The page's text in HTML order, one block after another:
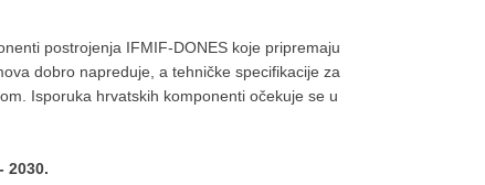
postrojenja IFMIF-DONES koje pripremaju
dobro napreduje, a tehničke specifikacije za
Isporuka hrvatskih komponenti očekuje se u
2030.